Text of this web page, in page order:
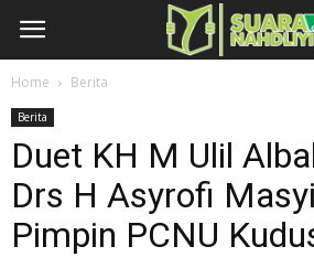
Home Berita
Berita
Duet KH M Ulil
Drs H Asyrofi
Pimpin PCNU